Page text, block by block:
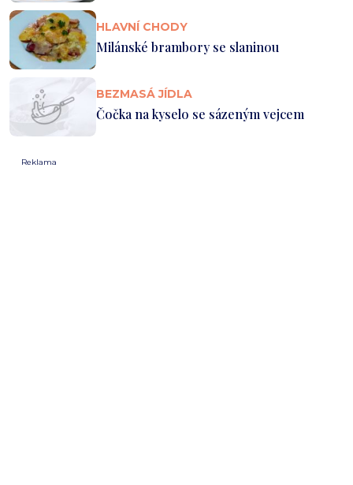
HLAVNÍ CHODY
Milánské brambory se slaninou
BEZMASÁ JÍDLA
Čočka na kyselo se sázeným vejcem
Reklama